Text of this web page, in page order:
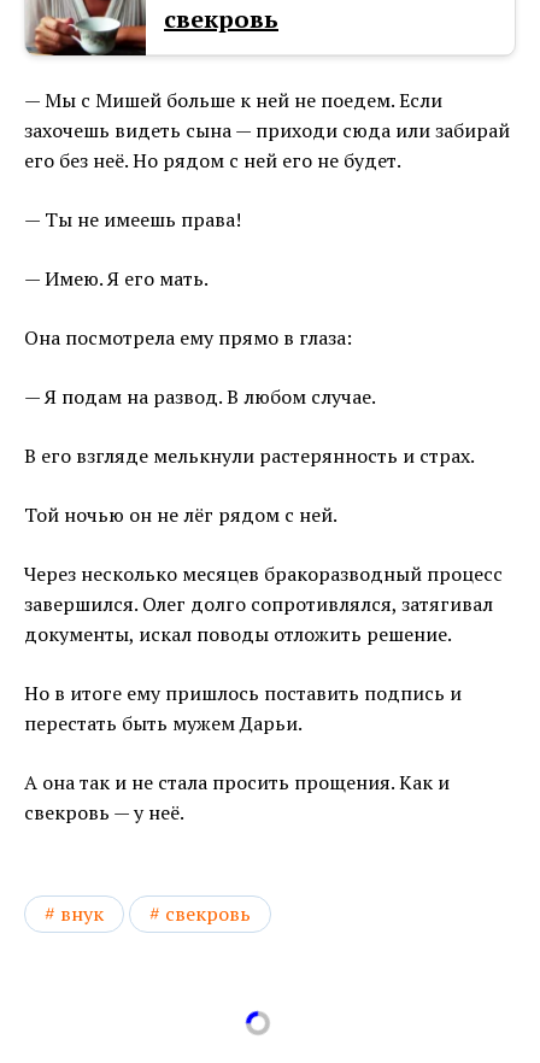
свекровь
— Мы с Мишей больше к ней не поедем. Если
захочешь видеть сына — приходи сюда или забирай
его без неё. Но рядом с ней его не будет.
— Ты не имеешь права!
— Имею. Я его мать.
Она посмотрела ему прямо в глаза:
— Я подам на развод. В любом случае.
В его взгляде мелькнули растерянность и страх.
Той ночью он не лёг рядом с ней.
Через несколько месяцев бракоразводный процесс
завершился. Олег долго сопротивлялся, затягивал
документы, искал поводы отложить решение.
Но в итоге ему пришлось поставить подпись и
перестать быть мужем Дарьи.
А она так и не стала просить прощения. Как и
свекровь — у неё.
внук свекровь